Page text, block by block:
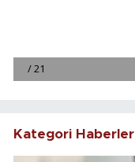
Kategori Haberler